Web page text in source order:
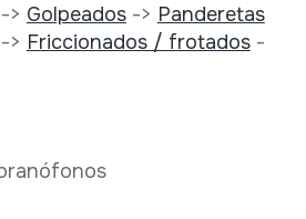
Golpeados-> Panderetas
Friccionados / frotados-